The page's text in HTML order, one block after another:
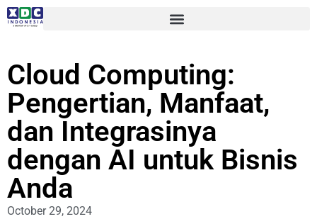
Cloud Computing:
Pengertian, Manfaat,
dan Integrasinya
dengan AI untuk Bisnis
Anda
October 29, 2024